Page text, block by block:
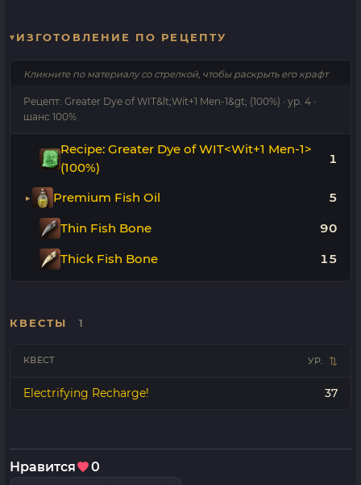
ИЗГОТОВЛЕНИЕ ПО РЕЦЕПТУ
Кликните по материалу со стрелкой, чтобы раскрыть его крафт
Рецепт: Greater Dye of WIT&lt;Wit+1 Men-1&gt; (100%) · ур. 4 ·
шанс 100%
Recipe: Greater Dye of WIT<Wit+1 Men-1>
(100%)
1
Premium Fish Oil 5
Thin Fish Bone 90
Thick Fish Bone 15
КВЕСТЫ 1
КВЕСТ УР.
Electrifying Recharge! 37
Нравится 0